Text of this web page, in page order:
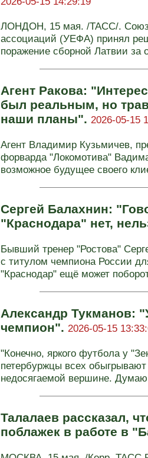
ЛОНДОН, 15 мая. /ТАСС/. Союз
ассоциаций (УЕФА) принял
поражение сборной Латвии за
Агент Ракова:
был реальным, но
наши планы". 2026-05-15
Агент Владимир Кузьмичев,
форварда "Локомотива"
возможное будущее своего
Сергей Балахнин:
"Краснодара" нет,
Бывший тренер "Ростова"
с титулом чемпиона России
"Краснодар" ещё может
Александр Тукманов:
чемпион". 2026-05-15
"Конечно, яркого футбола у
петербуржцы всех
недосягаемой вершине.
Талалаев рассказал,
поблажек в работе в